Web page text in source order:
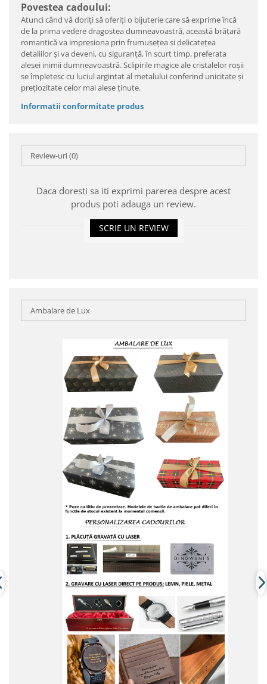
Povestea cadoului:
Atunci când vă doriți să oferiți o bijuterie care să exprime încă
de la prima vedere dragostea dumneavoastră, această brățară
romantică va impresiona prin frumusețea si delicatețea
detaliilor și va deveni, cu siguranță, în scurt timp, preferata
alesei inimii dumneavoastră. Sclipirile magice ale cristalelor roșii
se împletesc cu luciul argintat al metalului conferind unicitate și
prețiozitate celor mai alese ținute.
Informatii conformitate produs
Review-uri(0)
Daca doresti sa iti exprimi parerea despre acest
produs poti adauga un review.
SCRIE UN REVIEW
Ambalare de Lux